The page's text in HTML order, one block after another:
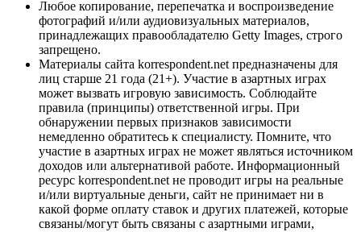
Любое копирование, перепечатка и воспроизведение
фотографий и/или аудиовизуальных материалов,
принадлежащих правообладателю Getty Images, строго
запрещено.
Материалы сайта korrespondent.net предназначены для
лиц старше 21 года (21+). Участие в азартных играх
может вызвать игровую зависимость. Соблюдайте
правила (принципы) ответственной игры. При
обнаружении первых признаков зависимости
немедленно обратитесь к специалисту. Помните, что
участие в азартных играх не может являться источником
доходов или альтернативой работе. Информационный
ресурс korrespondent.net не проводит игры на реальные
и/или виртуальные деньги, сайт не принимает ни в
какой форме оплату ставок и других платежей, которые
связаны/могут быть связаны с азартными играми,